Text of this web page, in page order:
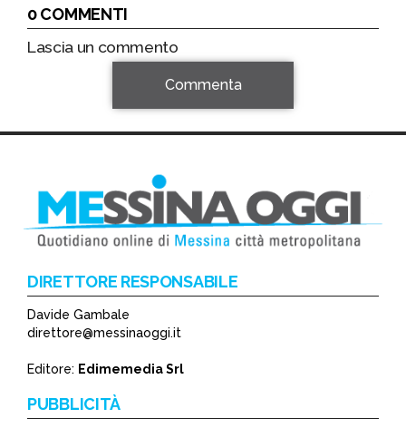
0 COMMENTI
Lascia un commento
*
Commenta
DIRETTORE RESPONSABILE
Davide Gambale
direttore@messinaoggi.it
Editore: Edimemedia Srl
PUBBLICITÀ